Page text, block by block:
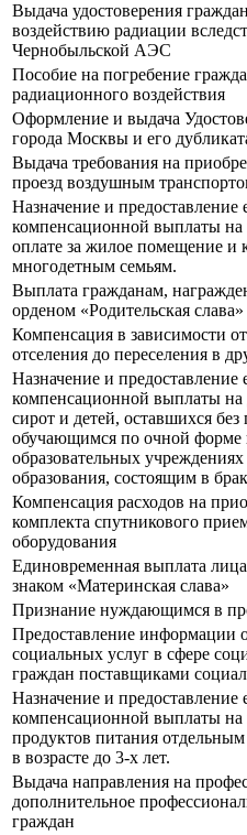
Выдача удостоверения
воздействию радиации
Чернобыльской АЭС
Пособие на погребение
радиационного воздействия
Оформление и выдача
города Москвы и его
Выдача требования на
проезд воздушным
Назначение и предоставление
компенсационной выплаты на
оплате за жилое помещение и
многодетным семьям.
Выплата гражданам,
орденом «Родительская слава»
Компенсация в зависимости
отселения до переселения в
Назначение и предоставление
компенсационной выплаты на
сирот и детей, оставшихся
обучающимся по очной форме
образовательных
образования, состоящим в
Компенсация расходов на
комплекта спутникового
оборудования
Единовременная выплата
знаком «Материнская слава»
Признание нуждающимся в
Предоставление информации
социальных услуг в сфере
граждан поставщиками
Назначение и предоставление
компенсационной выплаты на
продуктов питания
в возрасте до 3-х лет.
Выдача направления на
дополнительное
граждан